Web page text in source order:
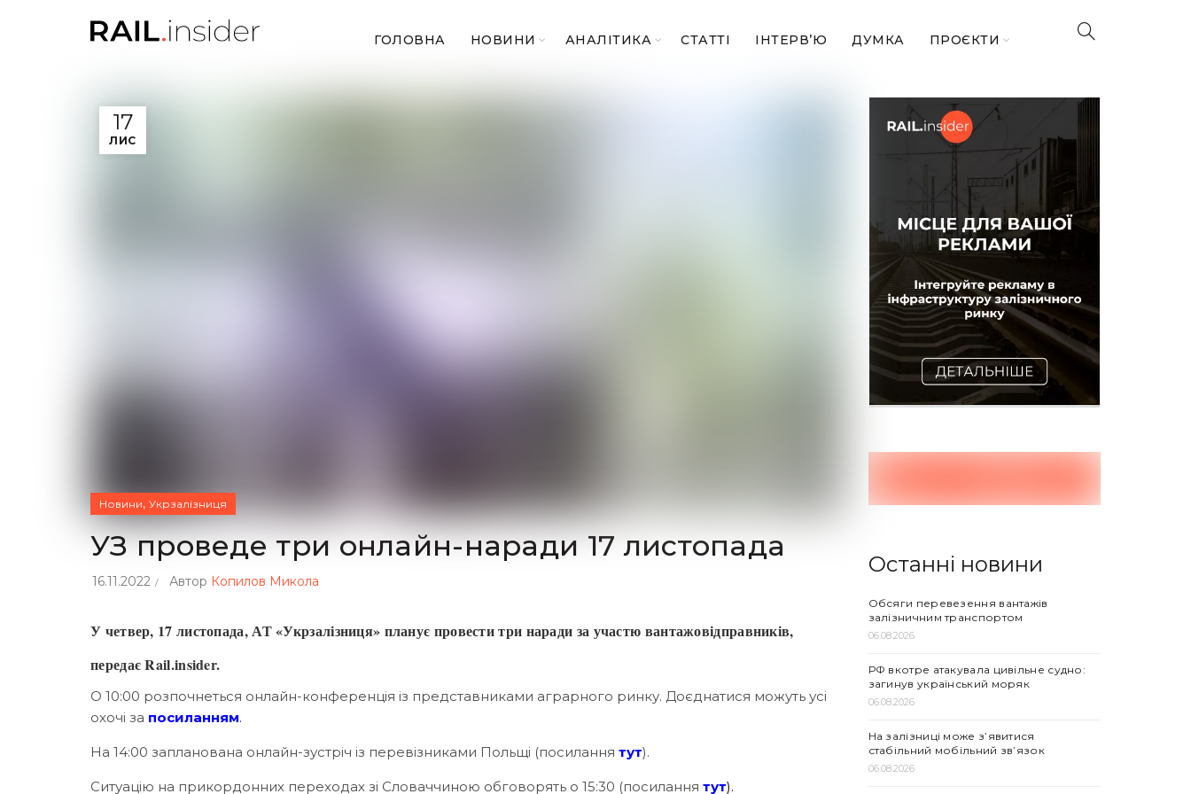
ГОЛОВНА НОВИНИ АНАЛІТИКА СТАТТІ ІНТЕРВ’Ю ДУМКА ПРОЄКТИ
17
ЛИС
Новини, Укрзалізниця
УЗ проведе три онлайн-наради 17 листопада
16.11.2022 Автор Копилов Микола
У четвер, 17 листопада, АТ «Укрзалізниця» планує провести три наради за участю вантажовідправників,
передає Rail.insider.
О 10:00 розпочнеться онлайн-конференція із представниками аграрного ринку. Доєднатися можуть усі
охочі за посиланням.
На 14:00 запланована онлайн-зустріч із перевізниками Польщі (посилання тут).
Ситуацію на прикордонних переходах зі Словаччиною обговорять о 15:30 (посилання тут).
Останні новини
Обсяги перевезення вантажів
залізничним транспортом
06.08.2026
РФ вкотре атакувала цивільне судно:
загинув український моряк
06.08.2026
На залізниці може з’явитися
стабільний мобільний зв’язок
06.08.2026